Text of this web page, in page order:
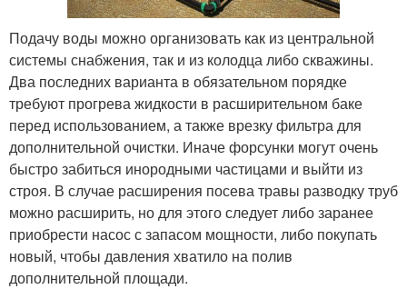
Подачу воды можно организовать как из центральной
системы снабжения, так и из колодца либо скважины.
Два последних варианта в обязательном порядке
требуют прогрева жидкости в расширительном баке
перед использованием, а также врезку фильтра для
дополнительной очистки. Иначе форсунки могут очень
быстро забиться инородными частицами и выйти из
строя. В случае расширения посева травы разводку труб
можно расширить, но для этого следует либо заранее
приобрести насос с запасом мощности, либо покупать
новый, чтобы давления хватило на полив
дополнительной площади.